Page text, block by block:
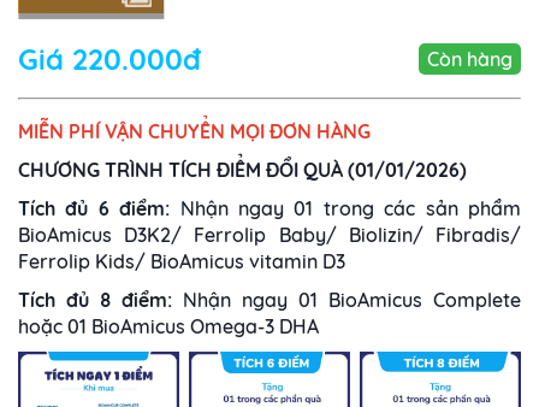
Giá 220.000đ Còn hàng
MIỄN PHÍ VẬN CHUYỂN MỌI ĐƠN HÀNG
CHƯƠNG TRÌNH TÍCH ĐIỂM ĐỔI QUÀ (01/01/2026)
Tích đủ 6 điểm: Nhận ngay 01 trong các sản phẩm
BioAmicus D3K2/ Ferrolip Baby/ Biolizin/ Fibradis/
Ferrolip Kids/ BioAmicus vitamin D3
Tích đủ 8 điểm: Nhận ngay 01 BioAmicus Complete
hoặc 01 BioAmicus Omega-3 DHA